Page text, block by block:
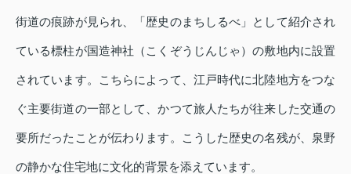
街道の痕跡が見られ、「歴史のまちしるべ」として紹介され
ている標柱が国造神社（こくぞうじんじゃ）の敷地内に設置
されています。こちらによって、江戸時代に北陸地方をつな
ぐ主要街道の一部として、かつて旅人たちが往来した交通の
要所だったことが伝わります。こうした歴史の名残が、泉野
の静かな住宅地に文化的背景を添えています。